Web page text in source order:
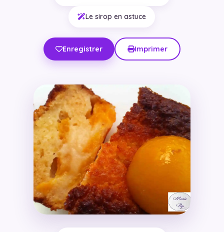
Le sirop en astuce
Enregistrer Imprimer